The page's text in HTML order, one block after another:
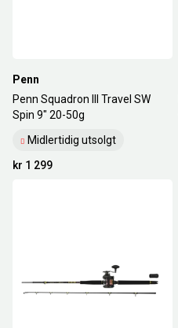
Penn
Penn Squadron III Travel SW
Spin 9" 20-50g
Midlertidig utsolgt
kr 1 299